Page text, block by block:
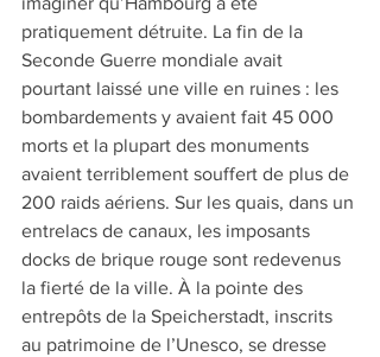
pratiquement détruite. La fin de la
Seconde Guerre mondiale avait
pourtant laissé une ville en ruines : les
bombardements y avaient fait 45 000
morts et la plupart des monuments
avaient terriblement souffert de plus de
200 raids aériens. Sur les quais, dans un
entrelacs de canaux, les imposants
docks de brique rouge sont redevenus
la fierté de la ville. À la pointe des
entrepôts de la Speicherstadt, inscrits
au patrimoine de l’Unesco, se dresse